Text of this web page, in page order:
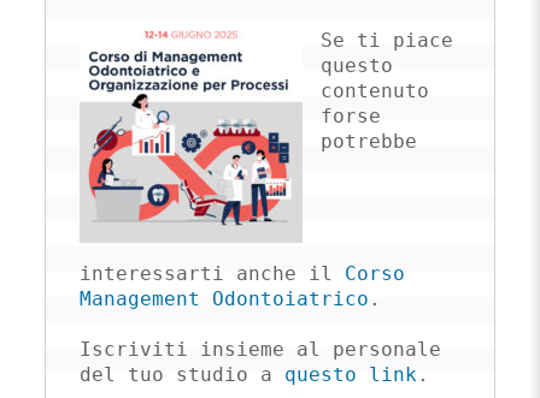
Se ti piace
questo
contenuto
forse
potrebbe
interessarti anche il Corso
Management Odontoiatrico .
Iscriviti insieme al personale
del tuo studio a questo link .